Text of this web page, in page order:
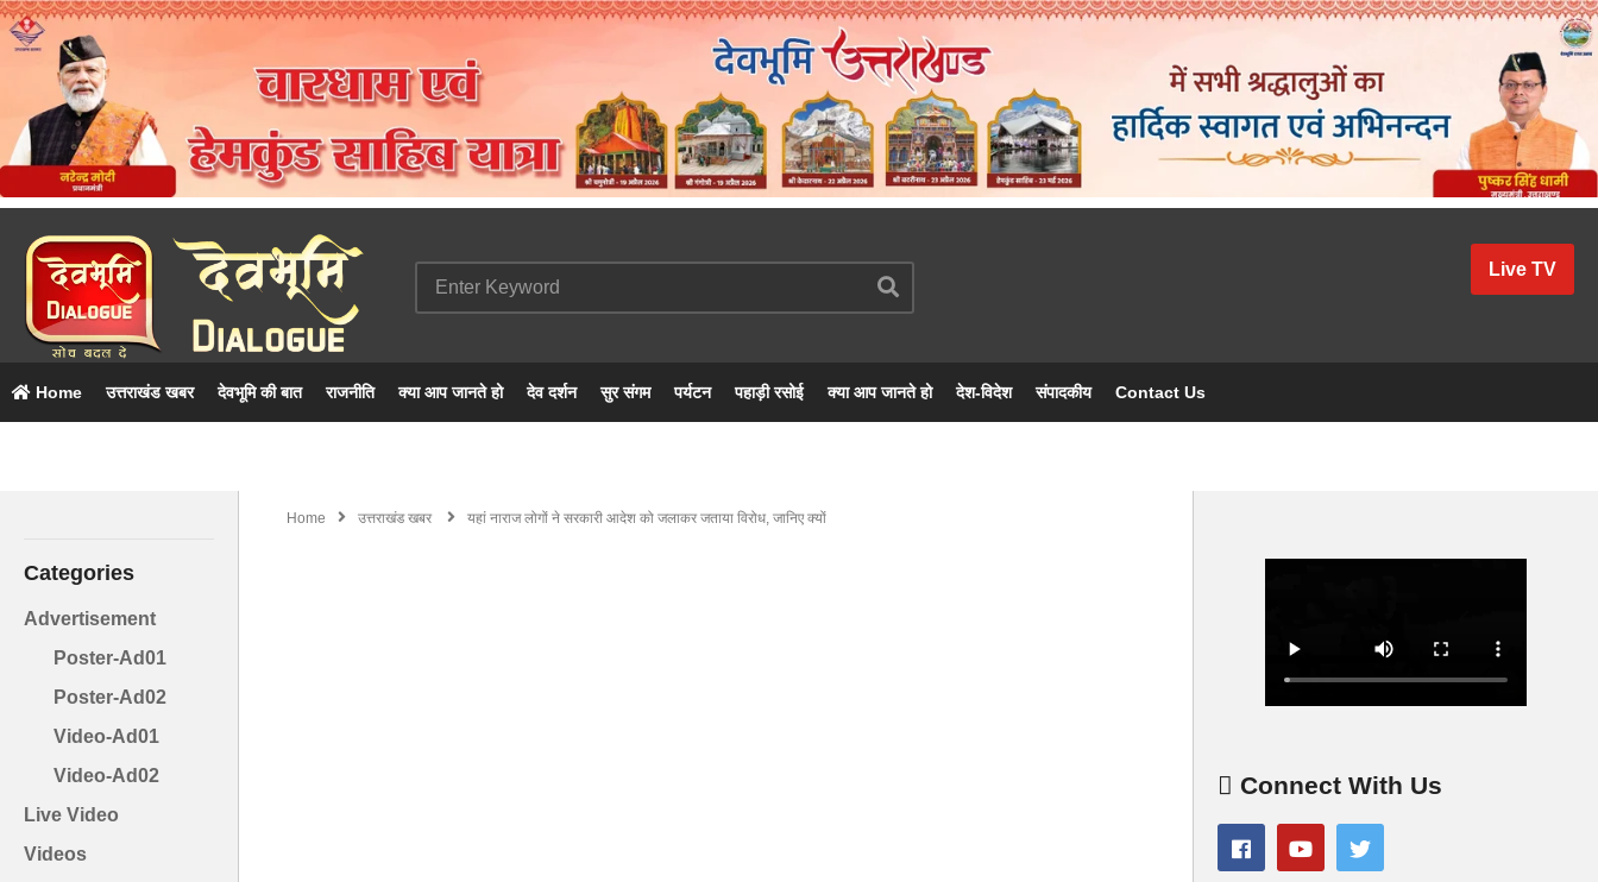
Live TV
Home उत्तराखंड खबर देवभूमि की बात राजनीति क्या आप जानते हो देव दर्शन सुर संगम पर्यटन पहाड़ी रसोई क्या आप जानते हो देश-विदेश संपादकीय Contact Us
Categories
Advertisement
Poster-Ad01
Poster-Ad02
Video-Ad01
Video-Ad02
Live Video
Videos
Home उत्तराखंड खबर यहां नाराज लोगों ने सरकारी आदेश को जलाकर जताया विरोध, जानिए क्यों
Connect With Us